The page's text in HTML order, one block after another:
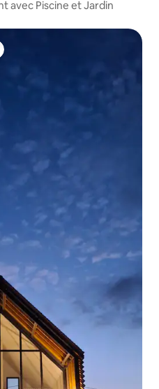
avec Piscine et Jardin
plus appréciés